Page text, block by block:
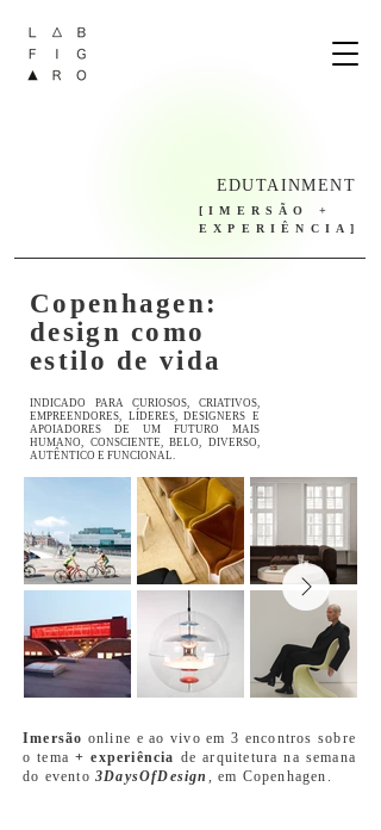
EDUTAINMENT
Copenhagen:
design como
estilo de vida
[IMERSÃO +
EXPERIÊNCIA]
INDICADO PARA CURIOSOS, CRIATIVOS,
EMPREENDORES, LÍDERES, DESIGNERS E
APOIADORES DE UM FUTURO MAIS
HUMANO, CONSCIENTE, BELO, DIVERSO,
AUTÊNTICO E FUNCIONAL.
Imersão online e ao vivo em 3 encontros sobre
o tema+ experiência de arquitetura na semana
do evento3DaysOfDesign , em Copenhagen.